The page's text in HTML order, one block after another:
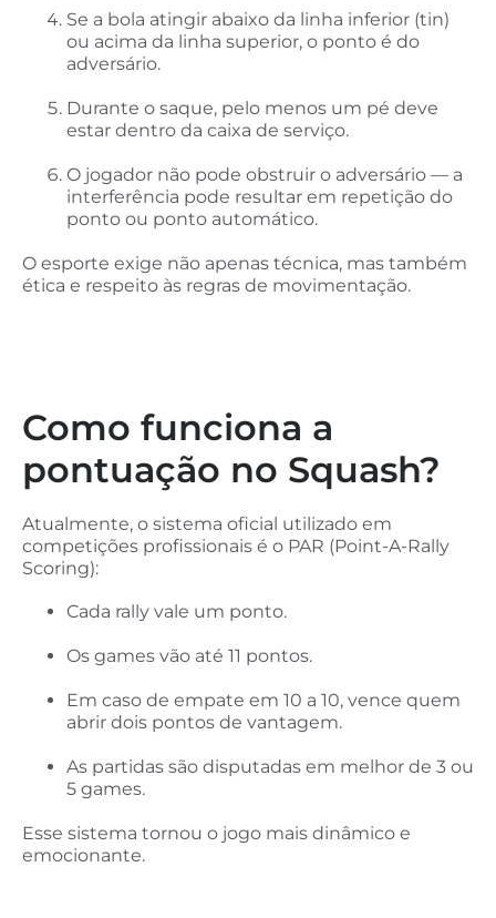
Se a bola atingir abaixo da linha inferior (tin)
ou acima da linha superior, o ponto é do
adversário.
Durante o saque, pelo menos um pé deve
estar dentro da caixa de serviço.
O jogador não pode obstruir o adversário — a
interferência pode resultar em repetição do
ponto ou ponto automático.
O esporte exige não apenas técnica, mas também
ética e respeito às regras de movimentação.
Como funciona a
pontuação no Squash?
Atualmente, o sistema oficial utilizado em
competições profissionais é o PAR (Point-A-Rally
Scoring):
Cada rally vale um ponto.
Os games vão até 11 pontos.
Em caso de empate em 10 a 10, vence quem
abrir dois pontos de vantagem.
As partidas são disputadas em melhor de 3 ou
5 games.
Esse sistema tornou o jogo mais dinâmico e
emocionante.